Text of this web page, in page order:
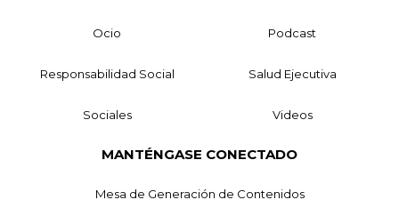
Ocio Podcast
Responsabilidad Social Salud Ejecutiva
Sociales Videos
MANTÉNGASE CONECTADO
Mesa de Generación de Contenidos